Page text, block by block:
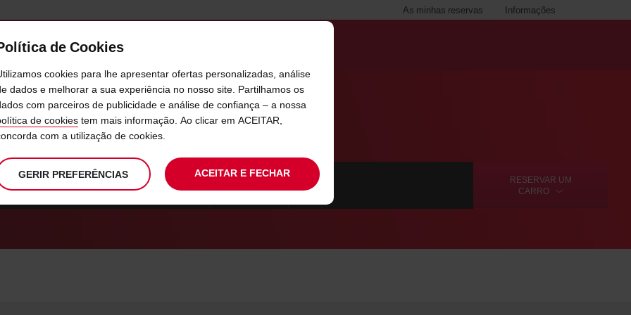
Informações
As minhas reservas
SERVIÇOS EMPRESAS
PARCEIROS AVIS PREFERRED
RESERVAR UM
CARRO
AVIS PARCEIROS AVIS PREFERRED
de Cookies
cookies para lhe apresentar ofertas personalizadas, análise
dados e melhorar a sua experiência no nosso site. Partilhamos os
com parceiros de publicidade e análise de confiança – a nossa
de cookies tem mais informação. Ao clicar em ACEITAR,
com a utilização de cookies.
GERIR PREFERÊNCIAS ACEITAR E FECHAR